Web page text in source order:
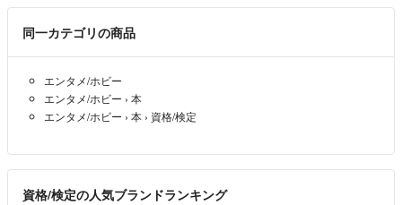
同一カテゴリの商品
エンタメ/ホビー
エンタメ/ホビー › 本
エンタメ/ホビー › 本 › 資格/検定
資格/検定の人気ブランドランキング